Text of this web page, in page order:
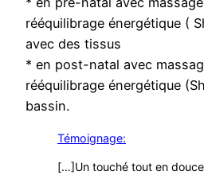
rééquilibrage énergétique (
avec des tissus
* en post-natal avec
rééquilibrage énergétique
bassin.
Témoignage:
[…]Un touché tout en